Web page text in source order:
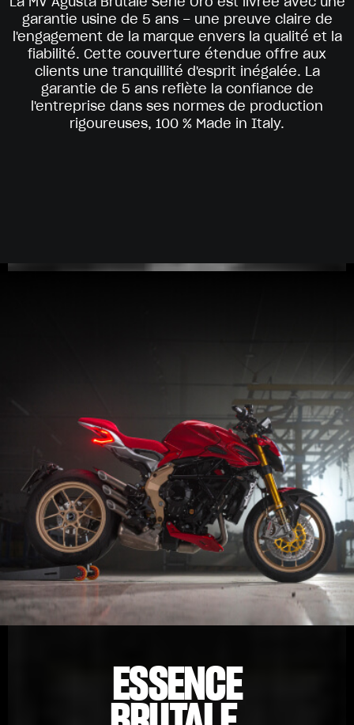
garantie usine de 5 ans – une preuve claire de
l'engagement de la marque envers la qualité et la
fiabilité. Cette couverture étendue offre aux
clients une tranquillité d'esprit inégalée. La
garantie de 5 ans reflète la confiance de
l'entreprise dans ses normes de production
rigoureuses, 100 % Made in Italy.
ESSENCE